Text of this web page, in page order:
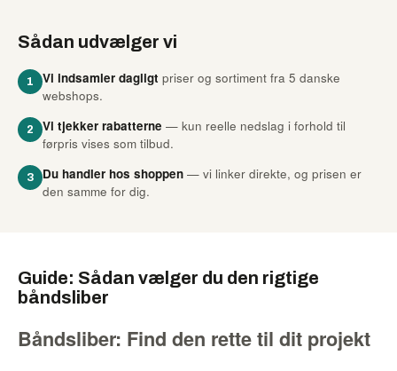
Sådan udvælger vi
1 Vi indsamler dagligt priser og sortiment fra 5 danske
webshops.
2 Vi tjekker rabatterne — kun reelle nedslag i forhold til
førpris vises som tilbud.
3 Du handler hos shoppen — vi linker direkte, og prisen er
den samme for dig.
Guide: Sådan vælger du den rigtige
båndsliber
Båndsliber: Find den rette til dit projekt